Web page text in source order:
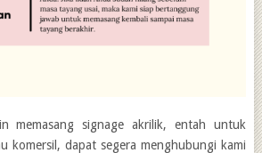
memasangsignage akrilik, entah untuk
komersil, dapat segera menghubungi kami